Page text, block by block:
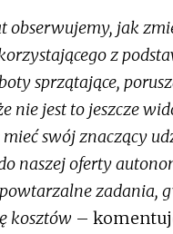
obserwujemy, jak
z
sprzątające,
nie jest to jeszcze
swój znaczący
naszej oferty
zadania,
kosztów –